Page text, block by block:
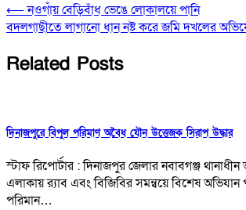
⟵ নওগাঁয় বেড়িবাঁধ ভেঙে লোকালয়ে পানি
বদলগাছীতে লাগানো ধান নষ্ট করে জমি দখলের
Related Posts
দিনাজপুরে বিপুল পরিমাণ অবৈধ যৌন উত্তেজক সিরাপ উদ্ধার
স্টাফ রিপোর্টার : দিনাজপুর জেলার নবাবগঞ্জ থানাধীন
এলাকায় র‌্যাব এবং বিজিবির সমন্বয়ে বিশেষ
পরিমান…